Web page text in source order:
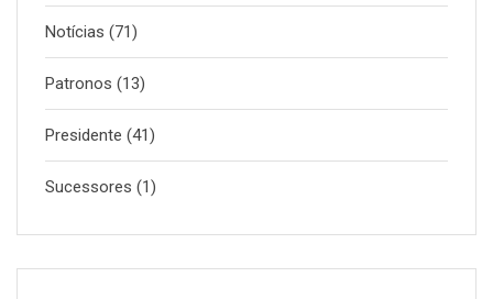
Notícias (71)
Patronos (13)
Presidente (41)
Sucessores (1)